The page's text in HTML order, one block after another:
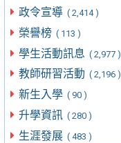
政令宣導 ( 2,414 )
榮譽榜 ( 113 )
學生活動訊息 ( 2,977 )
教師研習活動 ( 2,196 )
新生入學 ( 90 )
升學資訊 ( 280 )
生涯發展 ( 483 )